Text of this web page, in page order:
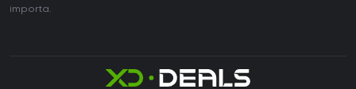
importa.